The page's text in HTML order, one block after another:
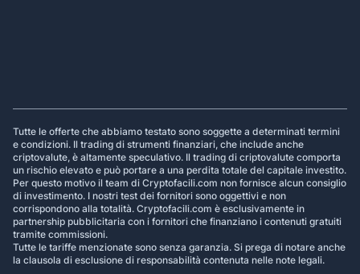
Tutte le offerte che abbiamo testato sono soggette a determinati termini
e condizioni. Il trading di strumenti finanziari, che include anche
criptovalute, è altamente speculativo. Il trading di criptovalute comporta
un rischio elevato e può portare a una perdita totale del capitale investito.
Per questo motivo il team di Cryptofacili.com non fornisce alcun consiglio
di investimento. I nostri test dei fornitori sono oggettivi e non
corrispondono alla totalità. Cryptofacili.com è esclusivamente in
partnership pubblicitaria con i fornitori che finanziano i contenuti gratuiti
tramite commissioni.
Tutte le tariffe menzionate sono senza garanzia. Si prega di notare anche
la clausola di esclusione di responsabilità contenuta nelle note legali.